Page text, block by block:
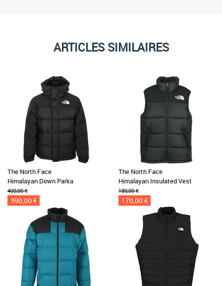
ARTICLES SIMILAIRES
The North Face
Himalayan Down Parka
400,00 €
390,00 €
The North Face
Himalayan Insulated Vest
180,00 €
170,00 €